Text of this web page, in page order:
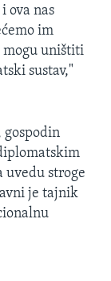
ova nas
im
mogu uništiti
sustav,"
gospodin
uvedu stroge
je tajnik